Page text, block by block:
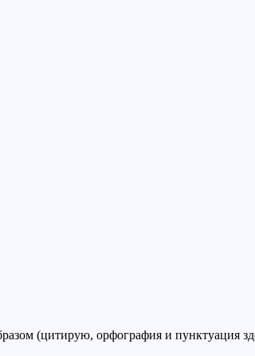
(цитирую, орфография и пунктуация